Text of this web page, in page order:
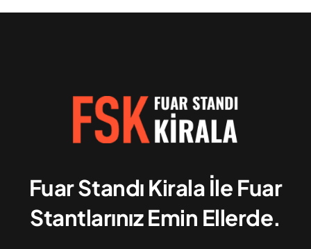
Fuar Standı Kirala İle Fuar
Stantlarınız Emin Ellerde.